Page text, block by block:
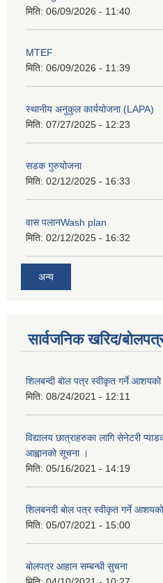
मिति: 06/09/2026 - 11:40
MTEF
मिति: 06/09/2026 - 11:39
स्थानीय अनुकुल कार्ययोजना (LAPA)
मिति: 07/27/2025 - 12:23
सडक गुरुयोजना
मिति: 02/12/2025 - 16:33
वास पलानWash plan
मिति: 02/12/2025 - 16:32
अन्य
सार्वजनिक खरिद/
शिलबन्दी बाेल पत्र स्वीकृत गर्ने
मिति: 08/24/2021 - 12:11
विद्यालय छात्राहरुका लागि सेनेटरी
आह्वानकाे सूचना ।
मिति: 05/16/2021 - 14:19
शिलबनदी बाेल पत्र स्वीकृत गर्ने
मिति: 05/07/2021 - 15:00
बाेलपत्र आहान सम्बन्धी सुचना